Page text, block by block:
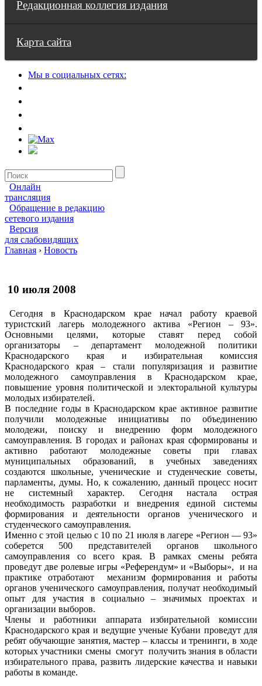
Редакционная коллегия издания
Карта сайта
Мы в социальных сетях:
Онлайн
трансляция
Обращение в редакцию
сетевого издания
Версия
для слабовидящих
Главная › Новость
10 июля 2008
Сегодня в Краснодарском крае начал работу краевой
туристский лагерь молодежного актива «Регион – 93».
Основными целями, которые ставят перед собой
организаторы – департамент молодежной политики
Краснодарского края и избирательная комиссия
Краснодарского края – стали популяризация и развитие
молодежного самоуправления в Краснодарском крае,
повышение уровня политической и электоральной культуры
молодых избирателей.
В последние годы в Краснодарском крае активное развитие
получили молодежные инициативы по объединению
молодежи, поиску и внедрению форм молодежного
самоуправления. В городах и районах края сформированы и
активно работают молодежные советы при главах
муниципальных образований, в учебных заведениях
создаются школьные, ученические и студенческие советы,
парламенты, думы. Но, к сожалению, данный процесс носит
не системный характер. Сегодня настала острая
необходимость разработки и внедрения единой системы
формирования и деятельности органов ученического и
студенческого самоуправления.
Именно с этой целью с 10 по 21 июля в лагере «Регион — 93»
соберется 500 представителей органов школьного
самоуправления со всего края. В рамках смены ребята
проведут две ролевые игры «Референдум» и «Выборы», и на
практике отработают механизм формирования и работы
органов ученического самоуправления, получат необходимый
опыт для участия в социально – значимых проектах и
организации выборов.
Члены и работники аппарата избирательной комиссии
Краснодарского края и ведущие ученые Кубани проведут для
ребят обучающие занятия, мастер – классы и тренинги, в ходе
которых участники смены смогут получить знания в области
избирательного права, развить лидерские качества и навыки
работы в команде.